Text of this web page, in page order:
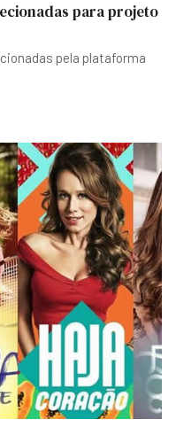
para projeto
pela plataforma